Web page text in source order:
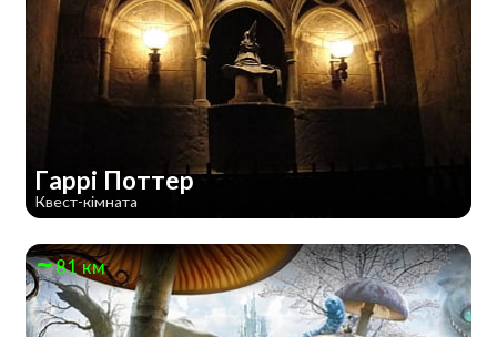
Гаррі Поттер
Квест-кімната
81 км